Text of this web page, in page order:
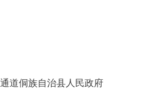
通道侗族自治县人民政府